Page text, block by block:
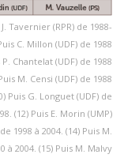
Tavernier (RPR) de 1988-
C. Millon (UDF) de 1988
P. Chantelat (UDF) de 1988
M. Censi (UDF) de 1988
Puis G. Longuet (UDF) de
(12) Puis E. Morin (UMP)
1998 à 2004. (14) Puis M.
à 2004. (15) Puis M. Malvy